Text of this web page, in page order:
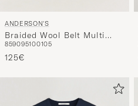
ANDERSON'S
Braided Wool Belt Multi
Natural
859095100105
125€